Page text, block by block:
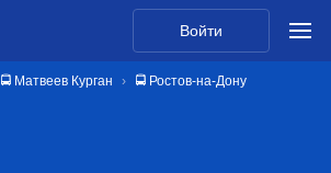
Войти
🚍 Матвеев Курган 🚍 Ростов-на-Дону